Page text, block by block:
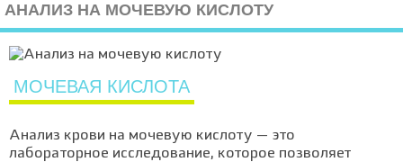
АНАЛИЗ НА МОЧЕВУЮ КИСЛОТУ
МОЧЕВАЯ КИСЛОТА
Анализ крови на мочевую кислоту — это
лабораторное исследование, которое позволяет